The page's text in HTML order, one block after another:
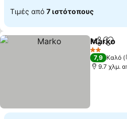
Τιμές από 7 ιστότοπους
Marko
2 Αστέρια
7,9 Καλό
9.7 χλμ.